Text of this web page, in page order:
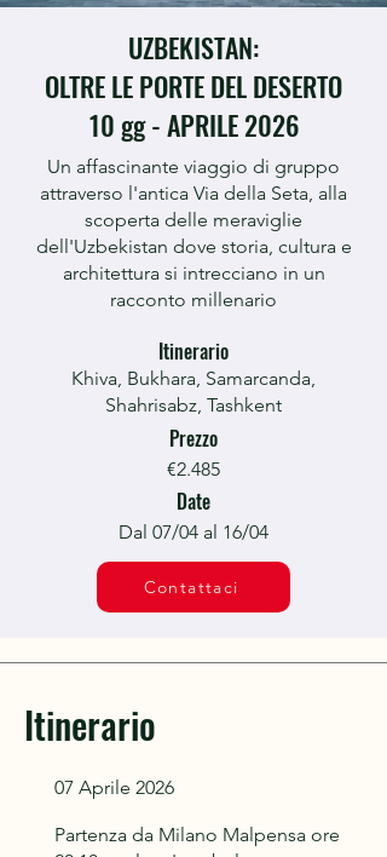
UZBEKISTAN:
OLTRE LE PORTE DEL DESERTO
10 gg - APRILE 2026
Un affascinante viaggio di gruppo
attraverso l'antica Via della Seta, alla
scoperta delle meraviglie
dell'Uzbekistan dove storia, cultura e
architettura si intrecciano in un
racconto millenario
Itinerario
Khiva, Bukhara, Samarcanda,
Shahrisabz, Tashkent
Prezzo
€2.485
Date
Dal 07/04 al 16/04
Contattaci
Itinerario
07 Aprile 2026
Partenza da Milano Malpensa ore